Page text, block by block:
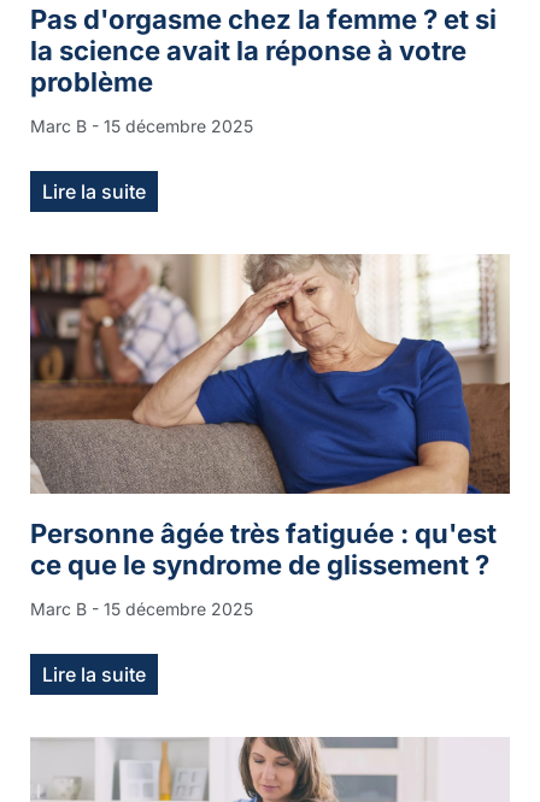
Pas d'orgasme chez la femme ? et si
la science avait la réponse à votre
problème
Marc B 15 décembre 2025
Lire la suite
Personne âgée très fatiguée : qu'est
ce que le syndrome de glissement ?
Marc B 15 décembre 2025
Lire la suite